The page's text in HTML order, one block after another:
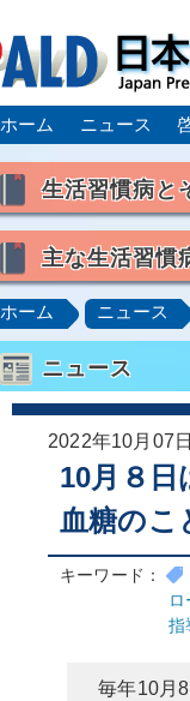
ホーム ニュース
生活習慣病と
喫煙
食生活
主な生活習慣
高血圧 脂質
肥満症／メタボリ
脂肪肝／NAFLD／
ロコモティブシン
ホーム ニュース
ニュース
2022年10月07日
10月８日
血糖のこ
キーワード：
ロ
指
毎年10月8